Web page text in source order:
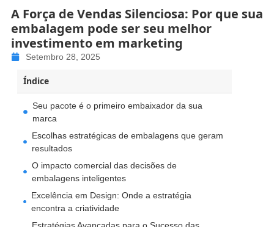
A Força de Vendas Silenciosa: Por que sua
embalagem pode ser seu melhor
investimento em marketing
Setembro 28, 2025
Índice
Seu pacote é o primeiro embaixador da sua
marca
Escolhas estratégicas de embalagens que geram
resultados
O impacto comercial das decisões de
embalagens inteligentes
Excelência em Design: Onde a estratégia
encontra a criatividade
Estratégias Avançadas para o Sucesso das